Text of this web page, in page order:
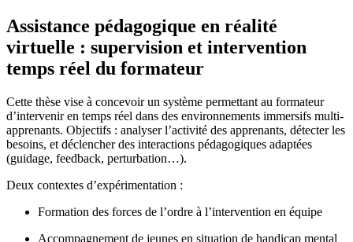
Assistance pédagogique en réalité
virtuelle : supervision et intervention
temps réel du formateur
Cette thèse vise à concevoir un système permettant au formateur
d’intervenir en temps réel dans des environnements immersifs multi-
apprenants. Objectifs : analyser l’activité des apprenants, détecter les
besoins, et déclencher des interactions pédagogiques adaptées
(guidage, feedback, perturbation…).
Deux contextes d’expérimentation :
Formation des forces de l’ordre à l’intervention en équipe
Accompagnement de jeunes en situation de handicap mental